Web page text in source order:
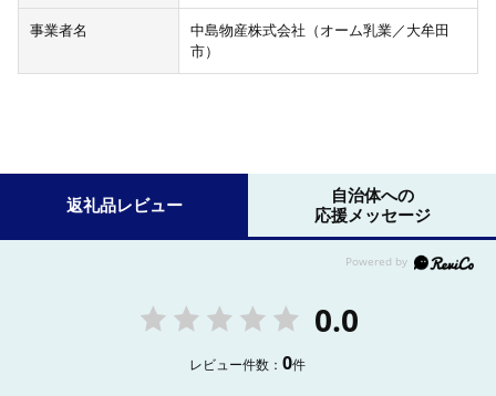
事業者名
中島物産株式会社（オーム乳業／大牟田
市）
返礼品レビュー
自治体への
応援メッセージ
0.0
レビュー件数：0件